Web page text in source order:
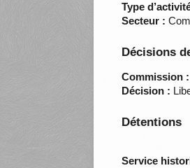
Type
Secteur :
Décisions
Commission :
Décision :
Détentions
Service